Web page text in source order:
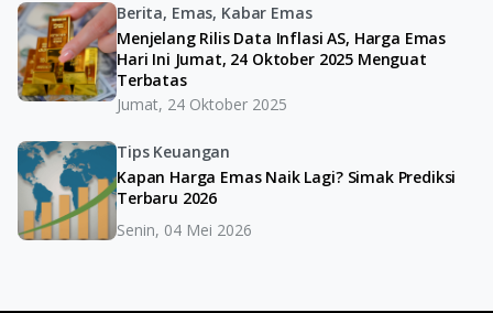
Berita, Emas, Kabar Emas
Menjelang Rilis Data Inflasi AS, Harga Emas
Hari Ini Jumat, 24 Oktober 2025 Menguat
Terbatas
Jumat, 24 Oktober 2025
Tips Keuangan
Kapan Harga Emas Naik Lagi? Simak Prediksi
Terbaru 2026
Senin, 04 Mei 2026